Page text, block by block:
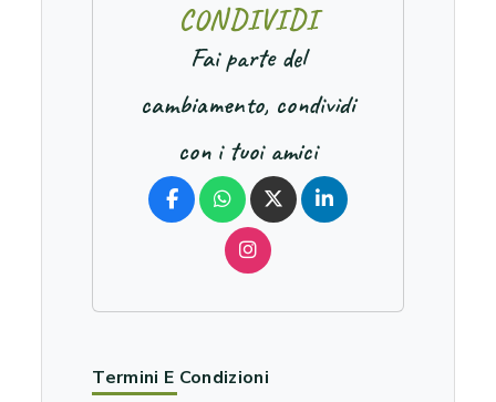
CONDIVIDI
Fai parte del
cambiamento, condividi
con i tuoi amici
Termini E Condizioni